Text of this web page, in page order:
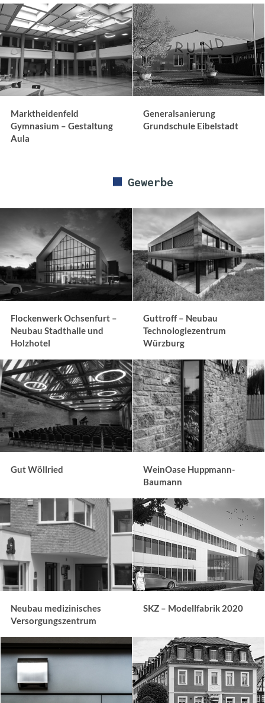
Marktheidenfeld
Gymnasium – Gestaltung
Aula
Generalsanierung
Grundschule Eibelstadt
Gewerbe
Flockenwerk Ochsenfurt –
Neubau Stadthalle und
Holzhotel
Guttroff – Neubau
Technologiezentrum
Würzburg
Gut Wöllried
WeinOase Huppmann-
Baumann
Neubau medizinisches
Versorgungszentrum
SKZ – Modellfabrik 2020